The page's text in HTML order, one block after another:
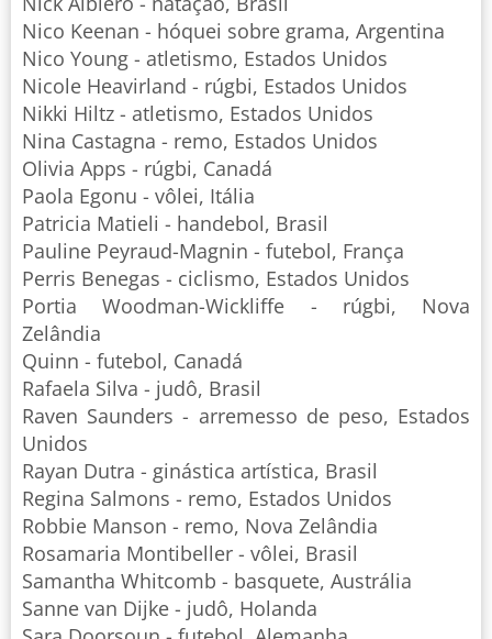
Nico Keenan - hóquei sobre grama, Argentina
Nico Young - atletismo, Estados Unidos
Nicole Heavirland - rúgbi, Estados Unidos
Nikki Hiltz - atletismo, Estados Unidos
Nina Castagna - remo, Estados Unidos
Olivia Apps - rúgbi, Canadá
Paola Egonu - vôlei, Itália
Patricia Matieli - handebol, Brasil
Pauline Peyraud-Magnin - futebol, França
Perris Benegas - ciclismo, Estados Unidos
Portia Woodman-Wickliffe - rúgbi, Nova
Zelândia
Quinn - futebol, Canadá
Rafaela Silva - judô, Brasil
Raven Saunders - arremesso de peso, Estados
Unidos
Rayan Dutra - ginástica artística, Brasil
Regina Salmons - remo, Estados Unidos
Robbie Manson - remo, Nova Zelândia
Rosamaria Montibeller - vôlei, Brasil
Samantha Whitcomb - basquete, Austrália
Sanne van Dijke - judô, Holanda